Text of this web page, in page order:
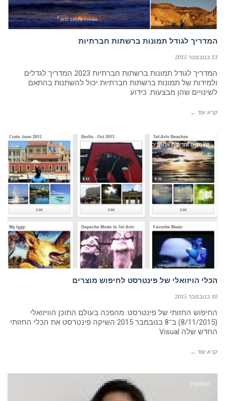
המדריך לגודל תמונות ברשתות חברתיות
13 בנובמבר 2015
המדריך לגודל תמונות ברשתות חברתיות 2023 המדריך לגדלים
ולמידות של תמונות ברשתות חברתיות יכול להשתנות בהתאם
לשינויים שהן מבצעות. כידוע
קרא עוד ←
מאמרים וחדשות אחרונים
הכלי הויזואלי של פינטרסט לחיפוש מוצרים
10 בנובמבר 2015
החיפוש החזותי של פינטרסט: מהפכה בעולם התוכן הוויזואלי
(8/11/2015) ב־8 בנובמבר 2015 השיקה פינטרסט את הכלי החזותי
החדש שלה Visual
קרא עוד ←
המלצות